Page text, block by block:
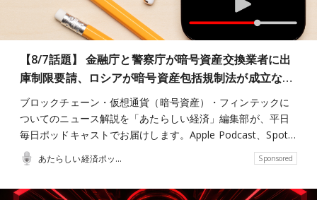
【8/7話題】 金融庁と警察庁が暗号資産交換業者に出
庫制限要請、ロシアが暗号資産包括規制法が成立な…
ブロックチェーン・仮想通貨（暗号資産）・フィンテックに
ついてのニュース解説を「あたらしい経済」編集部が、平日
毎日ポッドキャストでお届けします。Apple Podcast、Spot…
あたらしい経済ポッドキャスト Sponsored